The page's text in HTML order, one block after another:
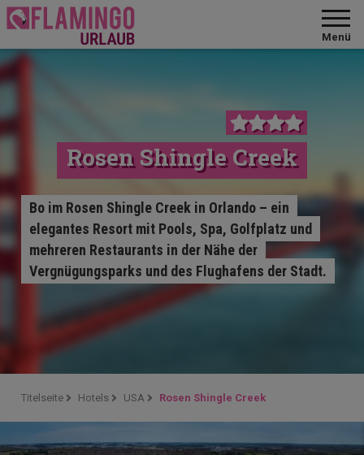
Menü
Rosen Shingle Creek
Bo im Rosen Shingle Creek in Orlando – ein
elegantes Resort mit Pools, Spa, Golfplatz und
mehreren Restaurants in der Nähe der
Vergnügungsparks und des Flughafens der Stadt.
Titelseite Hotels USA Rosen Shingle Creek